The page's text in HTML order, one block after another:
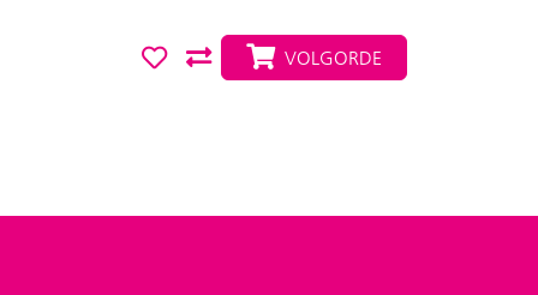
VOLGORDE